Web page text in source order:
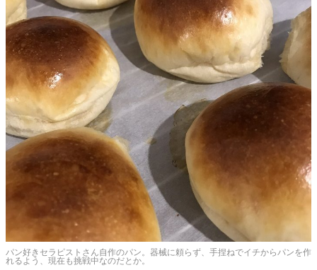
パン好きセラピストさん自作のパン。器械に頼らず、手捏ねでイチからパンを作
れるよう、現在も挑戦中なのだとか。